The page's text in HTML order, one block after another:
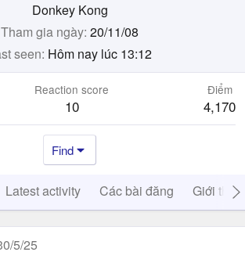
Donkey Kong
Tham gia ngày 20/11/08
seen Hôm nay lúc 13:12
Reaction score
10
Điểm
4,170
Find
Latest activity Các bài đăng Giới thiệu
5/25